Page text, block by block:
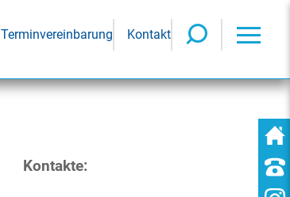
Terminvereinbarung Kontakt
Kontakte: